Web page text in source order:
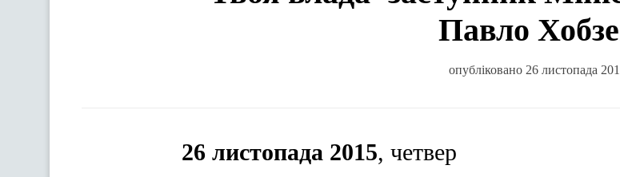
Павло
опубліковано 26 листопада
26 листопада 2015, четвер